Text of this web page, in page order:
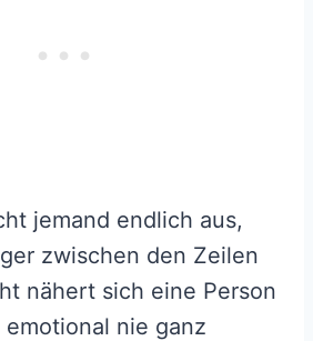
jemand endlich aus,
zwischen den Zeilen
nähert sich eine Person
nie ganz